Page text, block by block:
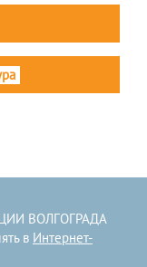
ВОЛГОГРАДА
в Интернет-